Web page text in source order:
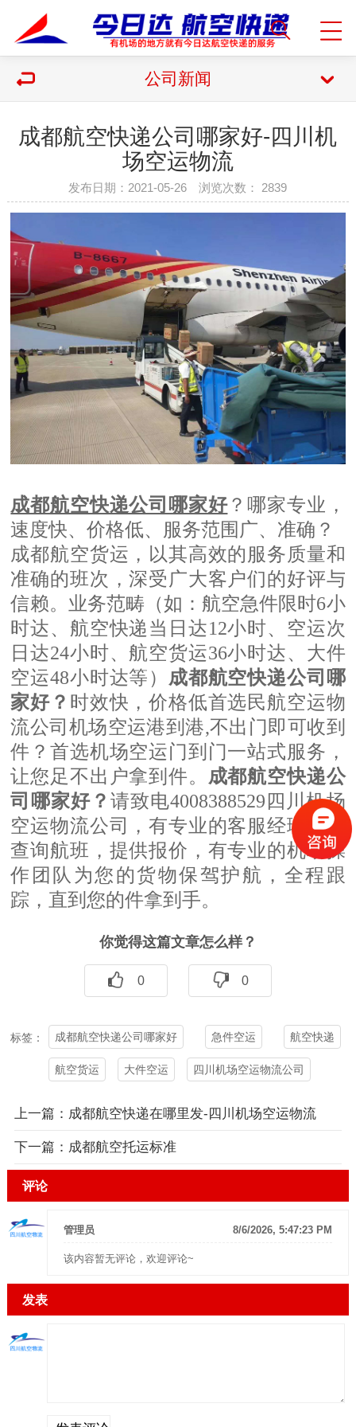
公司新闻
成都航空快递公司哪家好-四川机
场空运物流
发布日期：2021-05-26 浏览次数： 2839
成都航空快递公司哪家好？哪家专业，
速度快、价格低、服务范围广、准确？
成都航空货运，以其高效的服务质量和
准确的班次，深受广大客户们的好评与
信赖。业务范畴（如：航空急件限时6小
时达、航空快递当日达12小时、空运次
日达24小时、航空货运36小时达、大件
空运48小时达等） 成都航空快递公司哪
家好 ？ 时效快，价格低首选民航空运物
流公司机场空运港到港,不出门即可收到
件？首选机场空运门到门一站式服务，
让您足不出户拿到件。 成都航空快递公
司哪家好？ 请致电4008388529四川机场
空运物流公司，有专业的客服经理为您
查询航班，提供报价，有专业的机场操
作团队为您的货物保驾护航，全程跟
踪，直到您的件拿到手。
你觉得这篇文章怎么样？
0 0
标签： 成都航空快递公司哪家好 急件空运 航空快递
航空货运 大件空运 四川机场空运物流公司
上一篇： 成都航空快递在哪里发-四川机场空运物流
下一篇： 成都航空托运标准
评论
8/6/2026, 5:47:23 PM
管理员
该内容暂无评论，欢迎评论~
发表